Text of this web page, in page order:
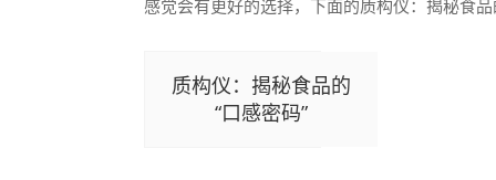
感觉会有更好的选择，下面的质构仪：揭秘食
质构仪：揭秘食品的
“口感密码”